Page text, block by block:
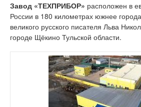
Завод «ТЕХПРИБОР» расположен в
России в 180 километрах южнее
великого русского писателя Льва
городе Щёкино Тульской области.